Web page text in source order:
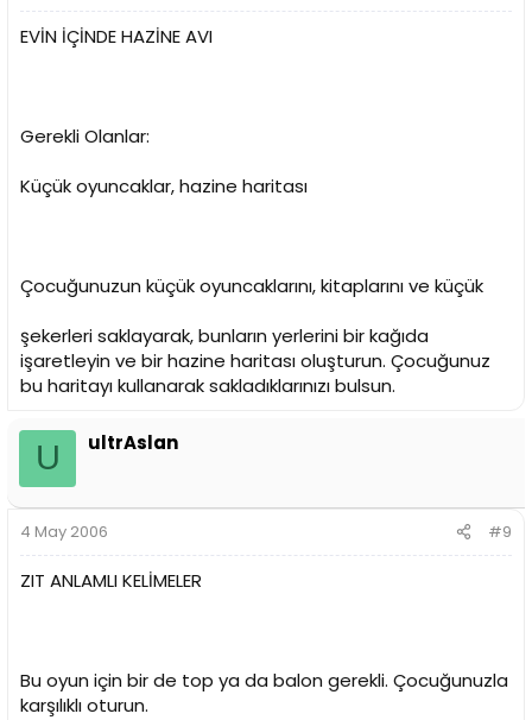
EVİN İÇİNDE HAZİNE AVI
Gerekli Olanlar:
Küçük oyuncaklar, hazine haritası
Çocuğunuzun küçük oyuncaklarını, kitaplarını ve küçük
şekerleri saklayarak, bunların yerlerini bir kağıda
işaretleyin ve bir hazine haritası oluşturun. Çocuğunuz
bu haritayı kullanarak sakladıklarınızı bulsun.
U ultrAslan
4 May 2006 #9
ZIT ANLAMLI KELİMELER
Bu oyun için bir de top ya da balon gerekli. Çocuğunuzla
karşılıklı oturun.